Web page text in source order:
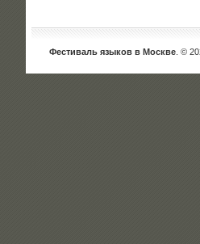
Фестиваль языков в Москве. ©